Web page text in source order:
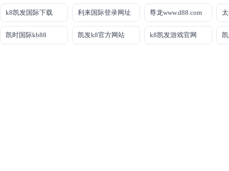
k8凯发国际下载 利来国际登录网址 尊龙www.d88.com
凯时国际kb88 凯发k8官方网站 k8凯发游戏官网